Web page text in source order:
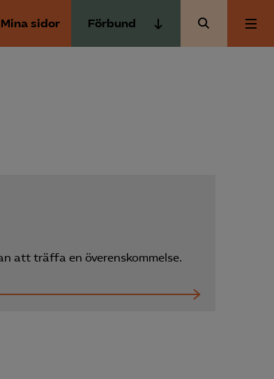
Mina sidor Förbund
att träffa en överenskommelse.